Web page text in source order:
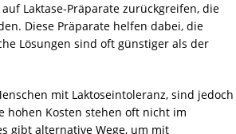
Laktase-Präparate zurückgreifen, die
Diese Präparate helfen dabei, die
Lösungen sind oft günstiger als der
mit Laktoseintoleranz, sind jedoch
hohen Kosten stehen oft nicht im
gibt alternative Wege, um mit